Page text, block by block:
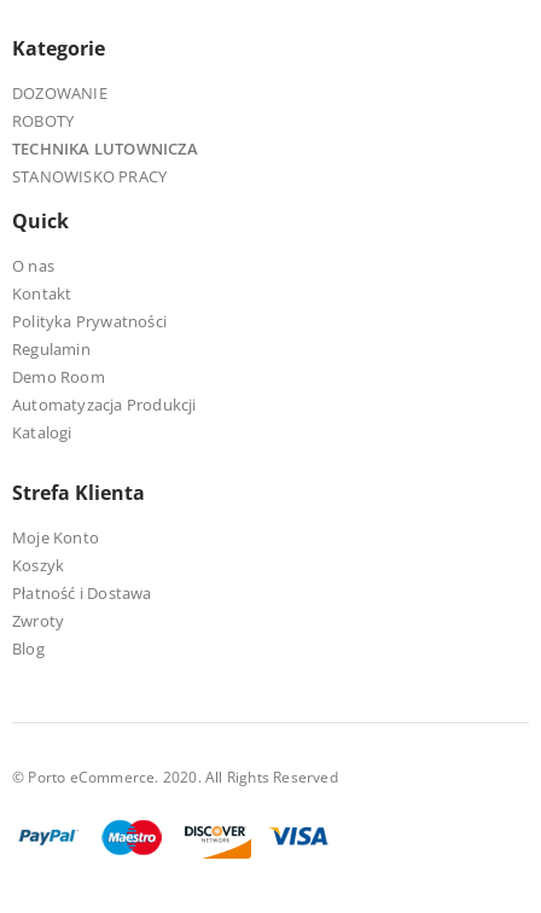
Kategorie
DOZOWANIE
ROBOTY
TECHNIKA LUTOWNICZA
STANOWISKO PRACY
Quick
O nas
Kontakt
Polityka Prywatności
Regulamin
Demo Room
Automatyzacja Produkcji
Katalogi
Strefa Klienta
Moje Konto
Koszyk
Płatność i Dostawa
Zwroty
Blog
© Porto eCommerce. 2020. All Rights Reserved